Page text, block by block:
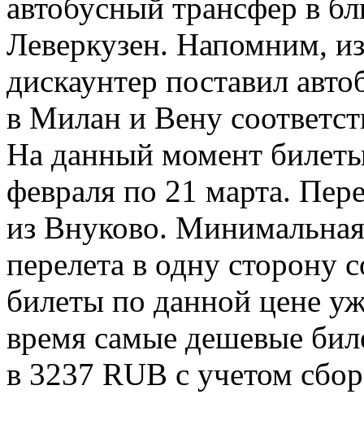
автобусный трансфер в
Леверкузен. Напомним,
дискаунтер поставил
в Милан и Вену
На данный момент
февраля по 21 марта.
из Внуково. Минимальная
перелета в одну сторону
билеты по данной цене
время самые дешевые
в 3237 RUB с учетом